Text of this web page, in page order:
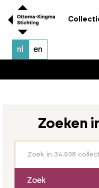
nl en
Zoeken
Zoek